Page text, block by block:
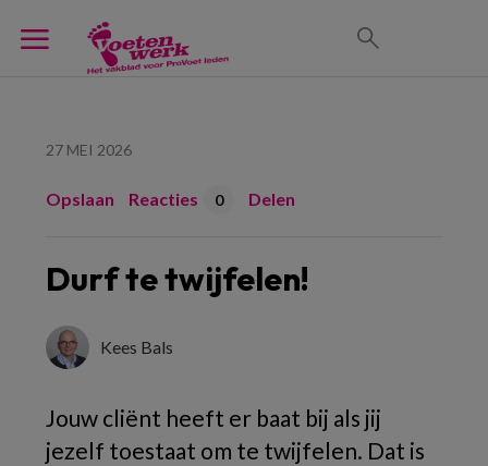
27 MEI 2026
Opslaan Reacties 0 Delen
Durf te twijfelen!
Kees Bals
Jouw cliënt heeft er baat bij als jij
jezelf toestaat om te twijfelen. Dat is